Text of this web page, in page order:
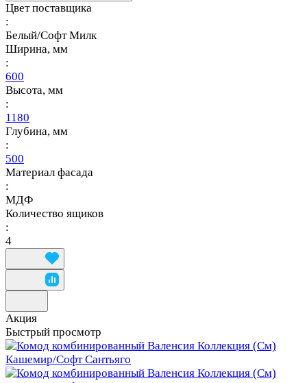
Цвет поставщика
:
Белый/Софт Милк
Ширина, мм
:
600
Высота, мм
:
1180
Глубина, мм
:
500
Материал фасада
:
МДФ
Количество ящиков
:
4
Акция
Быстрый просмотр